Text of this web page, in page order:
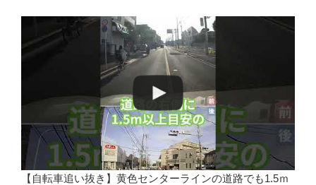
【自転車追い抜き】黄色センターラインの道路でも1.5ｍ